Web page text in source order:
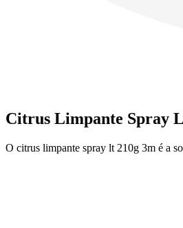
Citrus Limpante Spray
O citrus limpante spray lt 210g 3m é a